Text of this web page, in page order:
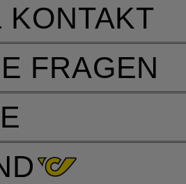
KONTAKT
FRAGEN